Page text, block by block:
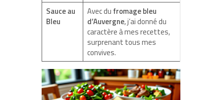
Sauce au
Bleu
Avec du fromage bleu
d’Auvergne, j’ai donné du
caractère à mes recettes,
surprenant tous mes
convives.